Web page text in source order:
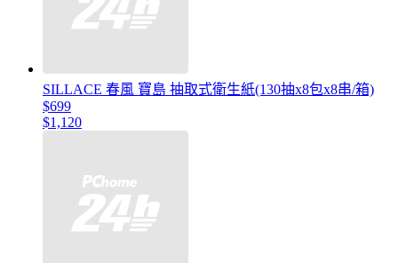
SILLACE 春風 寶島 抽取式衛生紙(130抽x8包x8串/箱)
$699
$1,120